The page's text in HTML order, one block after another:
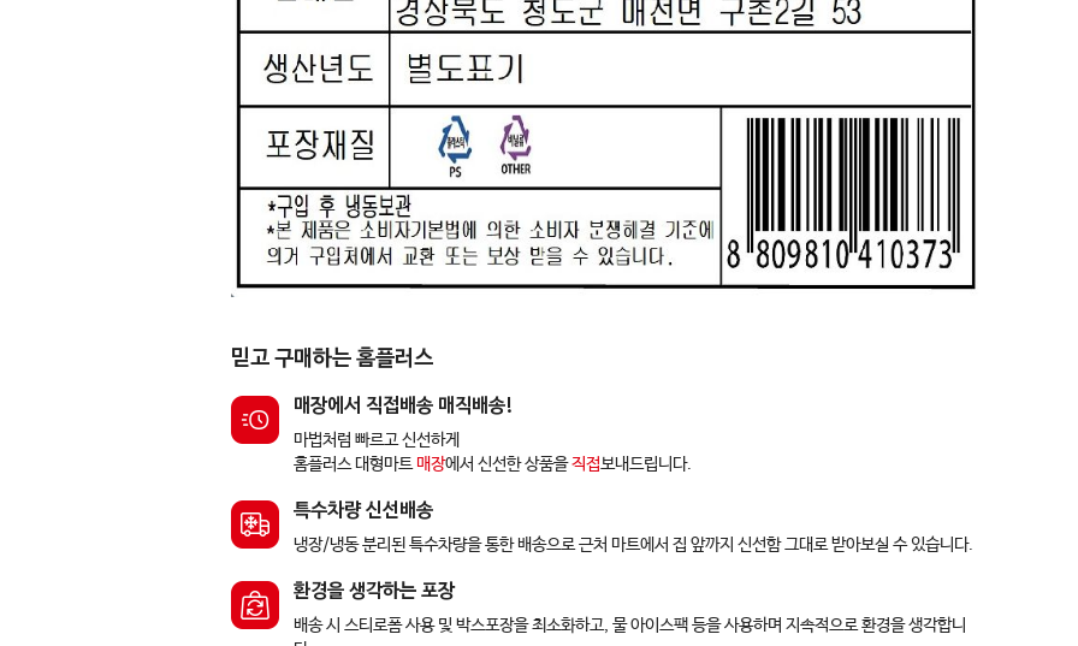
믿고 구매하는 홈플러스
매장에서 직접배송 매직배송!
마법처럼 빠르고 신선하게
홈플러스 대형마트매장에서 신선한 상품을직접보내드립니다.
특수차량 신선배송
냉장/냉동 분리된 특수차량을 통한 배송으로 근처 마트에서 집 앞까지 신선함 그대로 받아보실 수 있습니다.
환경을 생각하는 포장
배송 시 스티로폼 사용 및 박스포장을 최소화하고, 물 아이스팩 등을 사용하며 지속적으로 환경을 생각합니